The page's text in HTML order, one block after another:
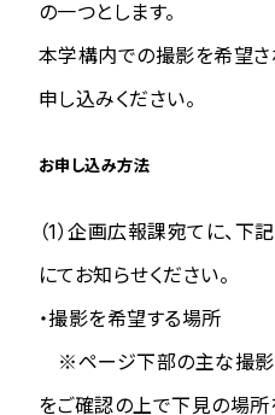
の一つとします。
本学構内での撮影を希望
申し込みください。
お申し込み方法
（1）企画広報課宛てに、下
にてお知らせください。
・撮影を希望する場所
※ページ下部の主な撮影
をご確認の上で下見の場所